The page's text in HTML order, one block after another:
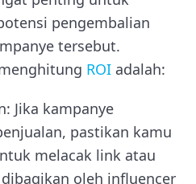
pengembalian
tersebut.
ROI adalah:
Jika kampanye
pastikan kamu
melacak link atau
oleh influencer